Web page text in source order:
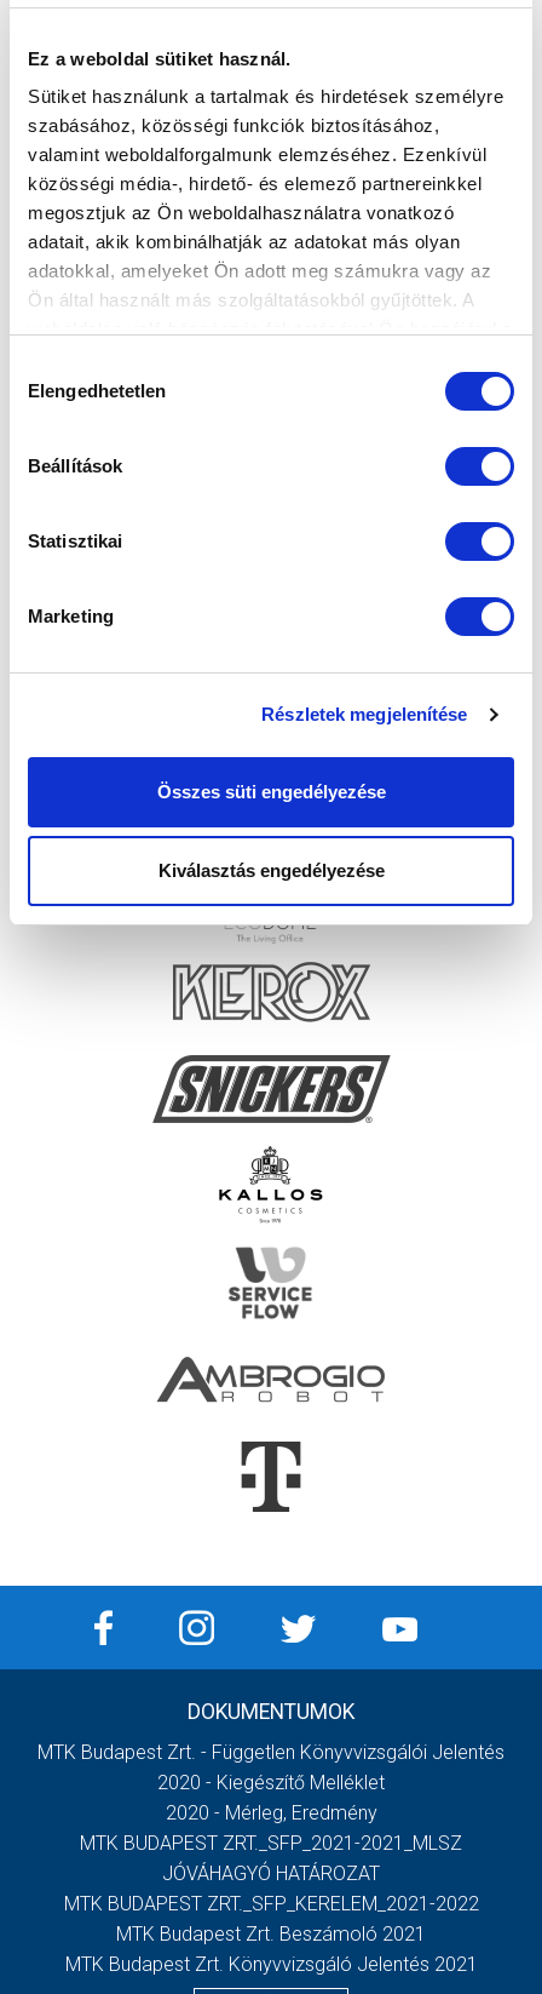
Ez a weboldal sütiket használ.
Sütiket használunk a tartalmak és hirdetések személyre
szabásához, közösségi funkciók biztosításához,
valamint weboldalforgalmunk elemzéséhez. Ezenkívül
közösségi média-, hirdető- és elemező partnereinkkel
megosztjuk az Ön weboldalhasználatra vonatkozó
adatait, akik kombinálhatják az adatokat más olyan
adatokkal, amelyeket Ön adott meg számukra vagy az
Ön által használt más szolgáltatásokból gyűjtöttek. A
kiválasztása
Elengedhetetlen
Beállítások
Statisztikai
Marketing
Részletek megjelenítése
Összes süti engedélyezése
Kiválasztás engedélyezése
DOKUMENTUMOK
MTK Budapest Zrt. - Független Könyvvizsgálói Jelentés
2020 - Kiegészítő Melléklet
2020 - Mérleg, Eredmény
MTK BUDAPEST ZRT._SFP_2021-2021_MLSZ
JÓVÁHAGYÓ HATÁROZAT
MTK BUDAPEST ZRT._SFP_KERELEM_2021-2022
MTK Budapest Zrt. Beszámoló 2021
MTK Budapest Zrt. Könyvvizsgáló Jelentés 2021